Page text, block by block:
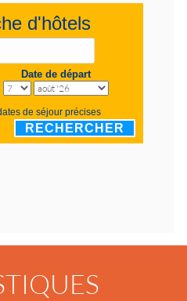
d'hôtels
Date de départ
de séjour précises
RECHERCHER